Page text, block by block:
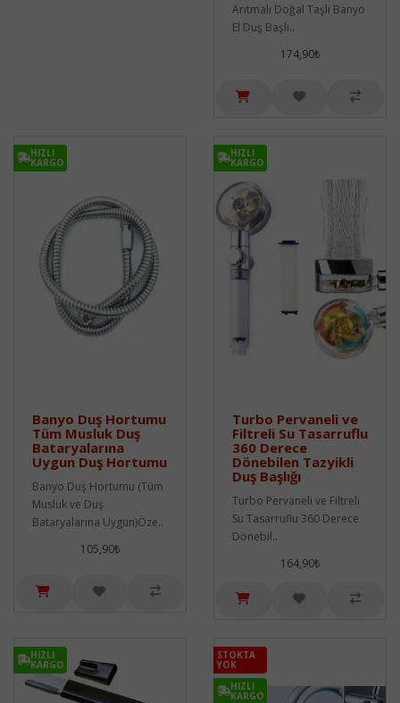
Arıtmalı Doğal Taşlı Banyo
El Duş Başlı..
174,90₺
HIZLI
KARGO
Banyo Duş Hortumu
Tüm Musluk Duş
Bataryalarına
Uygun Duş Hortumu
Banyo Duş Hortumu (Tüm
Musluk ve Duş
Bataryalarına Uygun)Öze..
105,90₺
HIZLI
KARGO
Turbo Pervaneli ve
Filtreli Su Tasarruflu
360 Derece
Dönebilen Tazyikli
Duş Başlığı
Turbo Pervaneli ve Filtreli
Su Tasarruflu 360 Derece
Dönebil..
164,90₺
HIZLI
KARGO
STOKTA
YOK
HIZLI
KARGO